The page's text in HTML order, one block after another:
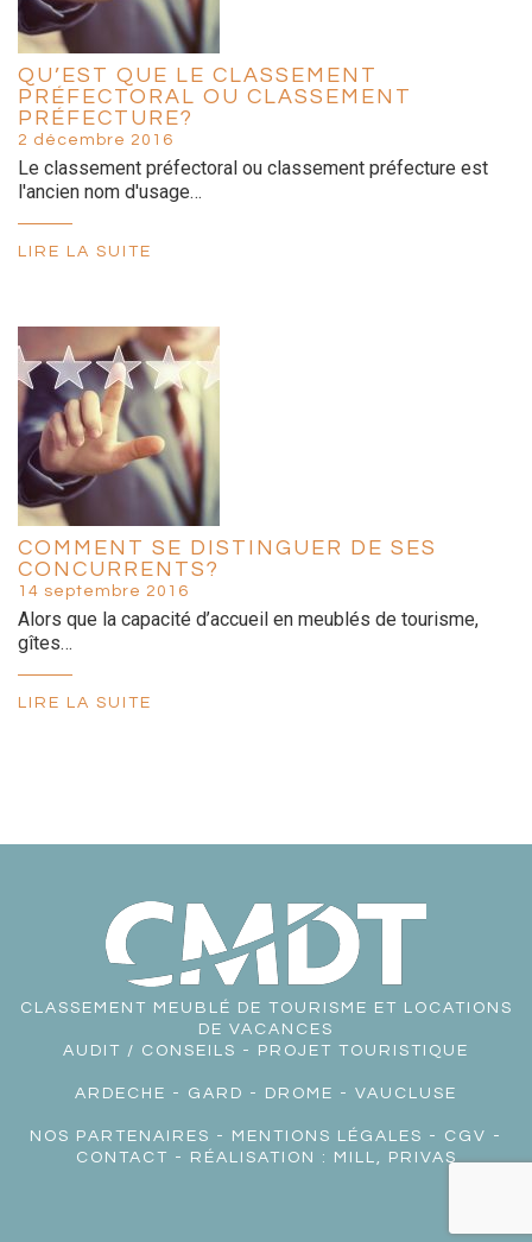
QU’EST QUE LE CLASSEMENT
PRÉFECTORAL OU CLASSEMENT
PRÉFECTURE?
2 décembre 2016
Le classement préfectoral ou classement préfecture est
l'ancien nom d'usage…
LIRE LA SUITE
COMMENT SE DISTINGUER DE SES
CONCURRENTS?
14 septembre 2016
Alors que la capacité d’accueil en meublés de tourisme,
gîtes…
LIRE LA SUITE
CLASSEMENT MEUBLÉ DE TOURISME ET LOCATIONS
DE VACANCES
AUDIT / CONSEILS - PROJET TOURISTIQUE
ARDECHE - GARD - DROME - VAUCLUSE
NOS PARTENAIRES - MENTIONS LÉGALES - CGV -
CONTACT - RÉALISATION : MILL, PRIVAS